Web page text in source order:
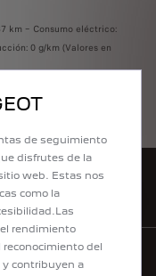
km – Consumo eléctrico:
0 g/km (Valores en
de seguimiento
disfrutes de la
web. Estas nos
como la
rendimiento
del
contribuyen a